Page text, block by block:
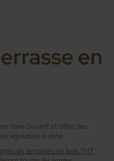
en
faire Ducerf et offre des
agréables à vivre.
de terrasses en bois THT,